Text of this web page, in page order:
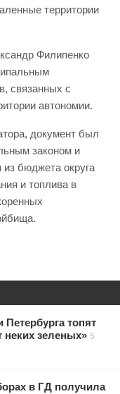
территории
Филипенко
связанных с
автономии.
документ был
законом и
бюджета округа
и топлива в
топят
неких зеленых» 5
в ГД получила